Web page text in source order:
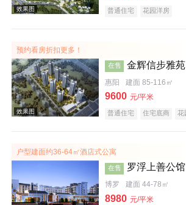
效果图
普通住宅 花园洋房
预约看房折扣更多！
在售 金辉信步雅苑
惠阳 建面 85-116㎡
9600 元/平米
普通住宅 住宅底商 花
户型建面约36-64㎡酒店式公寓
在售 罗浮上善公馆
博罗 建面 44-78㎡
8980 元/平米